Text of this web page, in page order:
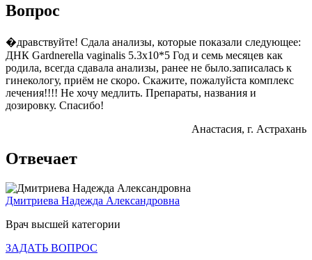
Вопрос
�дравствуйте! Сдала анализы, которые показали следующее:
ДНК Gardnerella vaginalis 5.3x10*5 Год и семь месяцев как
родила, всегда сдавала анализы, ранее не было.записалась к
гинекологу, приём не скоро. Скажите, пожалуйста комплекс
лечения!!!! Не хочу медлить. Препараты, названия и
дозировку. Спасибо!
Анастасия, г. Астрахань
Отвечает
Дмитриева Надежда Александровна
Врач высшей категории
ЗАДАТЬ ВОПРОС